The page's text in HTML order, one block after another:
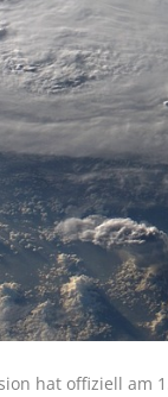
hat offiziell am